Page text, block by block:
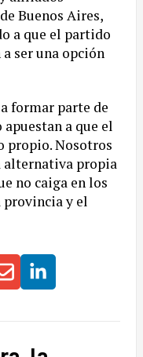
Buenos Aires,
a que el partido
ser una opción
formar parte de
a que el
propio. Nosotros
alternativa propia
no caiga en los
provincia y el